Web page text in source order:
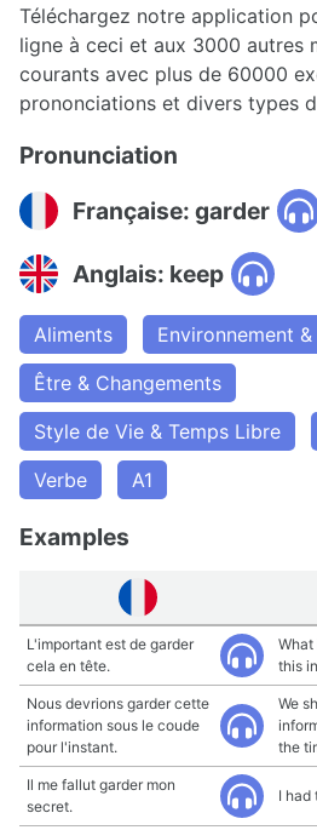
Téléchargez notre application
ligne à ceci et aux 3000 autres
courants avec plus de 60000
prononciations et divers types
Pronunciation
Française: garder
Anglais: keep
Aliments
Environnement
Être & Changements
Style de Vie & Temps Libre
Verbe
A1
Examples
L'important est de garder
cela en tête.
What
this
Nous devrions garder cette
information sous le coude
pour l'instant.
We
the
Il me fallut garder mon
secret.
I had